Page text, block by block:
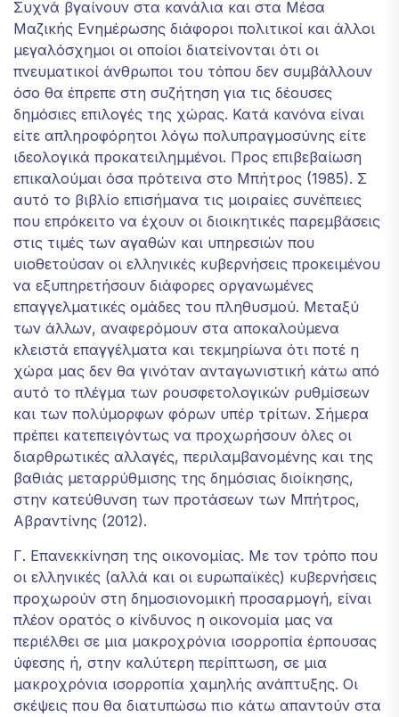
Συχνά βγαίνουν στα κανάλια και στα Μέσα
Μαζικής Ενημέρωσης διάφοροι πολιτικοί και άλλοι
μεγαλόσχημοι οι οποίοι διατείνονται ότι οι
πνευματικοί άνθρωποι του τόπου δεν συμβάλλουν
όσο θα έπρεπε στη συζήτηση για τις δέουσες
δημόσιες επιλογές της χώρας. Κατά κανόνα είναι
είτε απληροφόρητοι λόγω πολυπραγμοσύνης είτε
ιδεολογικά προκατειλημμένοι. Προς επιβεβαίωση
επικαλούμαι όσα πρότεινα στο Μπήτρος (1985). Σ
αυτό το βιβλίο επισήμανα τις μοιραίες συνέπειες
που επρόκειτο να έχουν οι διοικητικές παρεμβάσεις
στις τιμές των αγαθών και υπηρεσιών που
υιοθετούσαν οι ελληνικές κυβερνήσεις προκειμένου
να εξυπηρετήσουν διάφορες οργανωμένες
επαγγελματικές ομάδες του πληθυσμού. Μεταξύ
των άλλων, αναφερόμουν στα αποκαλούμενα
κλειστά επαγγέλματα και τεκμηρίωνα ότι ποτέ η
χώρα μας δεν θα γινόταν ανταγωνιστική κάτω από
αυτό το πλέγμα των ρουσφετολογικών ρυθμίσεων
και των πολύμορφων φόρων υπέρ τρίτων. Σήμερα
πρέπει κατεπειγόντως να προχωρήσουν όλες οι
διαρθρωτικές αλλαγές, περιλαμβανομένης και της
βαθιάς μεταρρύθμισης της δημόσιας διοίκησης,
στην κατεύθυνση των προτάσεων των Μπήτρος,
Αβραντίνης (2012).
Γ. Επανεκκίνηση της οικονομίας. Με τον τρόπο που
οι ελληνικές (αλλά και οι ευρωπαϊκές) κυβερνήσεις
προχωρούν στη δημοσιονομική προσαρμογή, είναι
πλέον ορατός ο κίνδυνος η οικονομία μας να
περιέλθει σε μια μακροχρόνια ισορροπία έρπουσας
ύφεσης ή, στην καλύτερη περίπτωση, σε μια
μακροχρόνια ισορροπία χαμηλής ανάπτυξης. Οι
σκέψεις που θα διατυπώσω πιο κάτω απαντούν στα